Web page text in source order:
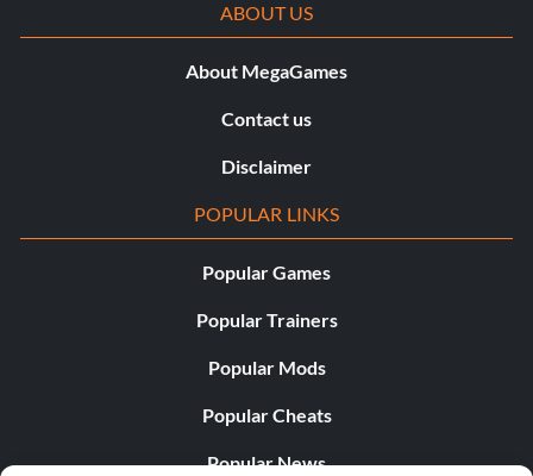
ABOUT US
About MegaGames
Contact us
Disclaimer
POPULAR LINKS
Popular Games
Popular Trainers
Popular Mods
Popular Cheats
Popular News